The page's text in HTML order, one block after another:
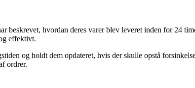
beskrevet, hvordan deres varer blev leveret inden for 24
effektivt.
og holdt dem opdateret, hvis der skulle opstå
ordrer.